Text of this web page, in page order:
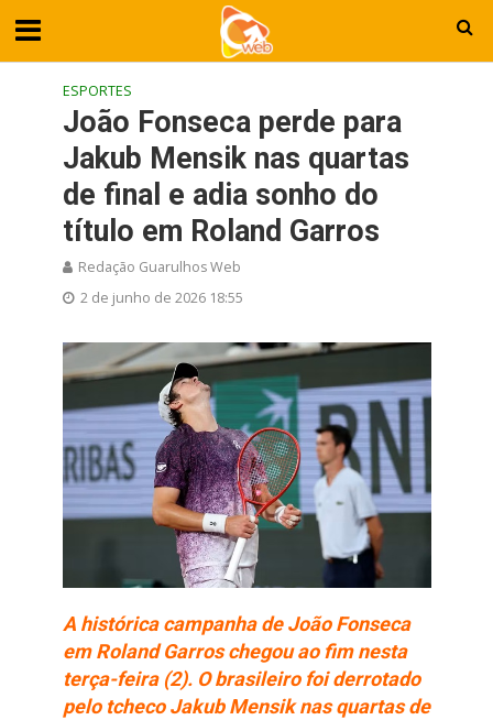
ESPORTES
João Fonseca perde para
Jakub Mensik nas quartas
de final e adia sonho do
título em Roland Garros
Redação Guarulhos Web
2 de junho de 2026 18:55
A histórica campanha de João Fonseca
em Roland Garros chegou ao fim nesta
terça-feira (2). O brasileiro foi derrotado
pelo tcheco Jakub Mensik nas quartas de